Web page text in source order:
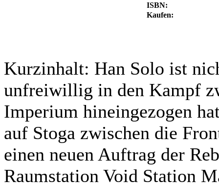
ISBN:
Kaufen:
Kurzinhalt: Han Solo ist
unfreiwillig in den Kampf
Imperium hineingezogen
auf Stoga zwischen die
einen neuen Auftrag der
Raumstation Void Station